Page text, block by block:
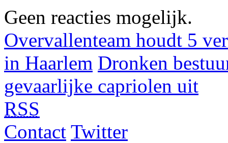
Geen reacties mogelijk.
Overvallenteam houdt 5
in Haarlem Dronken
gevaarlijke capriolen uit
RSS
Contact Twitter